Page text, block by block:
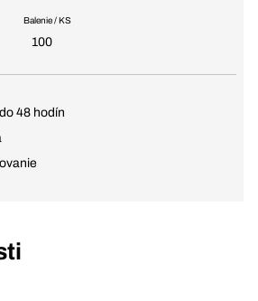
Balenie / KS
100
48 hodín